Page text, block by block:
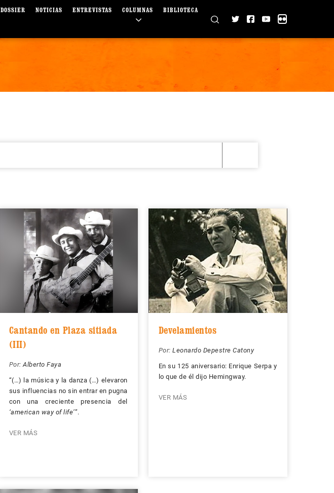
DOSSIER NOTICIAS ENTREVISTAS COLUMNAS BIBLIOTECA
Cantando en Plaza sitiada
(III)
Por:Alberto Faya
“(…) la música y la danza (…) elevaron
sus influencias no sin entrar en pugna
con una creciente presencia del
‘american way of life’”.
VER MÁS
Develamientos
Por: Leonardo Depestre Catony
En su 125 aniversario: Enrique Serpa y
lo que de él dijo Hemingway.
VER MÁS